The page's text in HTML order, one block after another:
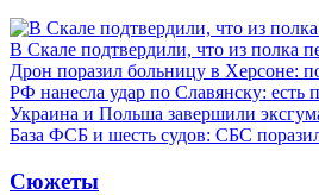
В Скале подтвердили, что из полка
Дрон поразил больницу в Херсоне:
РФ нанесла удар по Славянску:
Украина и Польша завершили
База ФСБ и шесть судов: СБС
Сюжеты